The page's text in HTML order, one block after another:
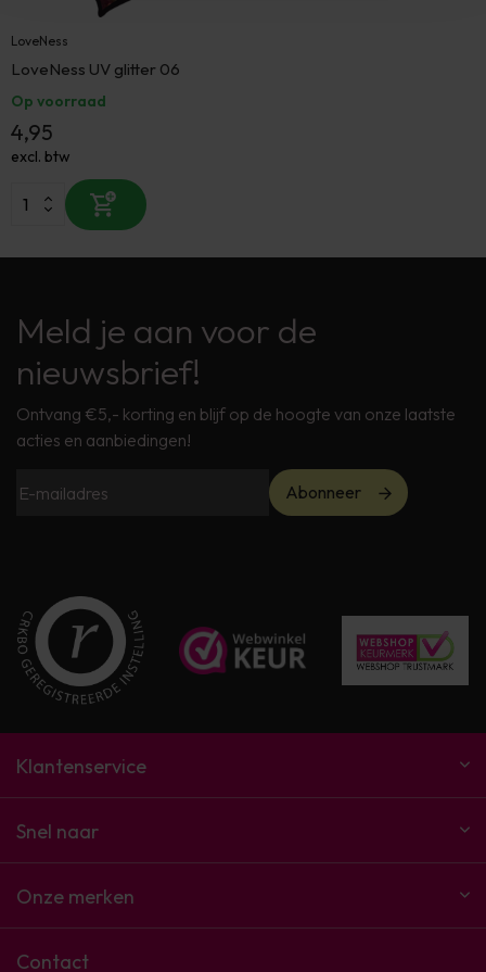
LoveNess
LoveNess UV glitter 06
Op voorraad
4,95
excl. btw
Meld je aan voor de
nieuwsbrief!
Ontvang €5,- korting en blijf op de hoogte van onze laatste
acties en aanbiedingen!
Abonneer
Klantenservice
Snel naar
Onze merken
Contact